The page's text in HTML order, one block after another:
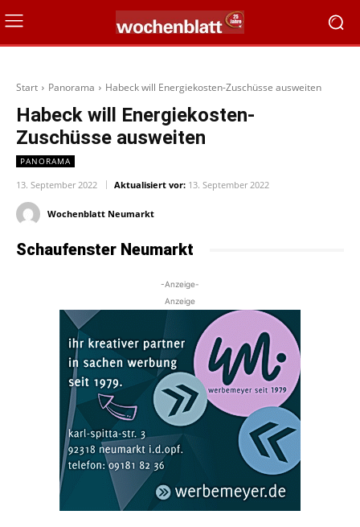
Start Panorama Habeck will Energiekosten-Zuschüsse ausweiten
Habeck will Energiekosten-
Zuschüsse ausweiten
PANORAMA
13. September 2022 Aktualisiert vor: 13. September 2022
Wochenblatt Neumarkt
Schaufenster Neumarkt
-Anzeige-
Anzeige